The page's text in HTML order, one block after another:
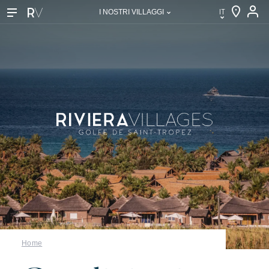
IT
FR
DE
NL
I NOSTRI VILLAGGI
I nostri villaggi
Home